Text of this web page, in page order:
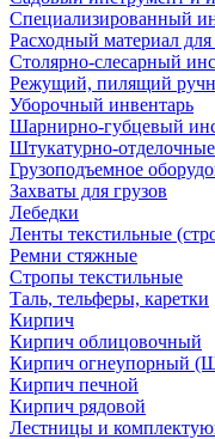
Специализированный
Расходный материал
Столярно-слесарный
Режущий, пилящий
Уборочный инвентарь
Шарнирно-губцевый
Штукатурно-
Грузоподъемное
Захваты для грузов
Лебедки
Ленты текстильные
Ремни стяжные
Стропы текстильные
Таль, тельферы, каретки
Кирпич
Кирпич облицовочный
Кирпич огнеупорный
Кирпич печной
Кирпич рядовой
Лестницы и